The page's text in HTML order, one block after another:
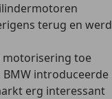
terug en werd
motorisering toe
BMW introduceerde
erg interessant